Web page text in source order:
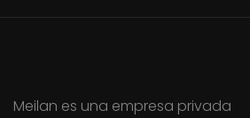
Meilan es una empresa privada